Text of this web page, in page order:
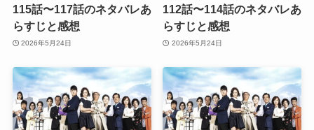
115話〜117話のネタバレあ
らすじと感想
2026年5月24日
112話〜114話のネタバレあ
らすじと感想
2026年5月24日